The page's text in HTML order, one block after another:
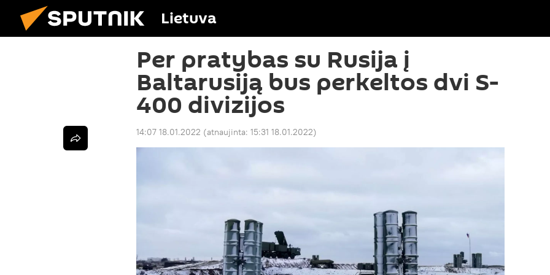
Lietuva
Per pratybas su Rusija į
Baltarusiją bus perkeltos dvi S-
400 divizijos
14:07 18.01.2022 (atnaujinta: 15:31 18.01.2022)